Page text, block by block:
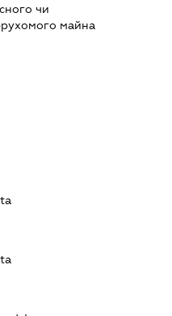
чи
майна